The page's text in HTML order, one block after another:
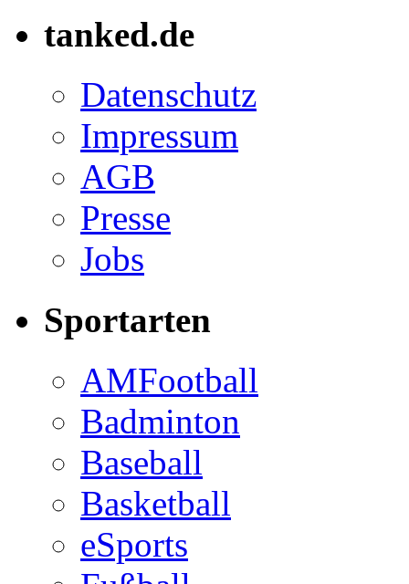
tanked.de
Datenschutz
Impressum
AGB
Presse
Jobs
Sportarten
AMFootball
Badminton
Baseball
Basketball
eSports